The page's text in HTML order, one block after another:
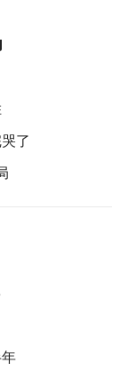
了